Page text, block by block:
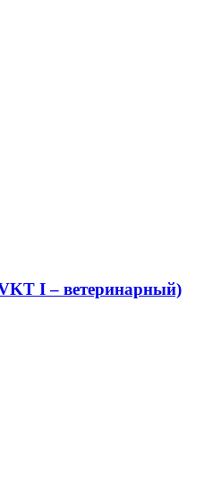
I – ветеринарный)